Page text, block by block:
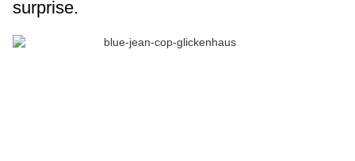
surprise.